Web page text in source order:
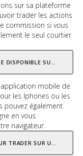
sur sa plateforme
trader les actions
commission si vous
le seul courtier
DISPONIBLE SUR MOBILE
mobile de
les Iphones ou les
pouvez également
en vous
navigateur.
TRADER SUR UNE